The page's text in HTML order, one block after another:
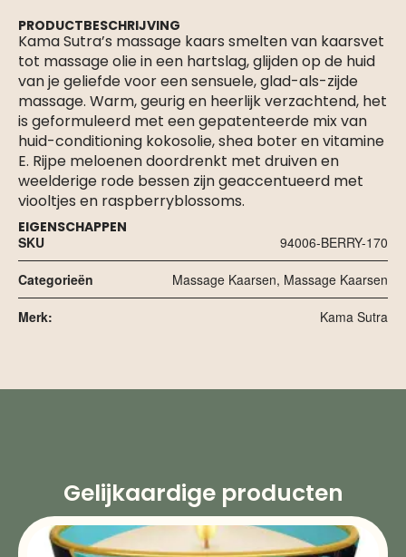
PRODUCTBESCHRIJVING
Kama Sutra’s massage kaars smelten van kaarsvet
tot massage olie in een hartslag, glijden op de huid
van je geliefde voor een sensuele, glad-als-zijde
massage. Warm, geurig en heerlijk verzachtend, het
is geformuleerd met een gepatenteerde mix van
huid-conditioning kokosolie, shea boter en vitamine
E. Rijpe meloenen doordrenkt met druiven en
weelderige rode bessen zijn geaccentueerd met
viooltjes en raspberryblossoms.
EIGENSCHAPPEN
SKU
94006-BERRY-170
Categorieën Massage Kaarsen, Massage Kaarsen
Merk: Kama Sutra
Gelijkaardige producten